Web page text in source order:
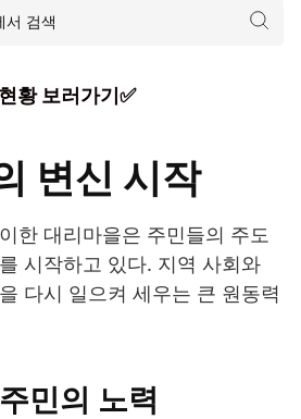
황 보러가기✅
변신 시작
한 대리마을은 주민들의 주도
시작하고 있다. 지역 사회와
다시 일으켜 세우는 큰 원동력
민의 노력